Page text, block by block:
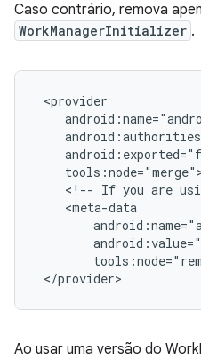
Caso contrário, remova
WorkManagerInitializer .
<!-- If you are
Ao usar uma versão do